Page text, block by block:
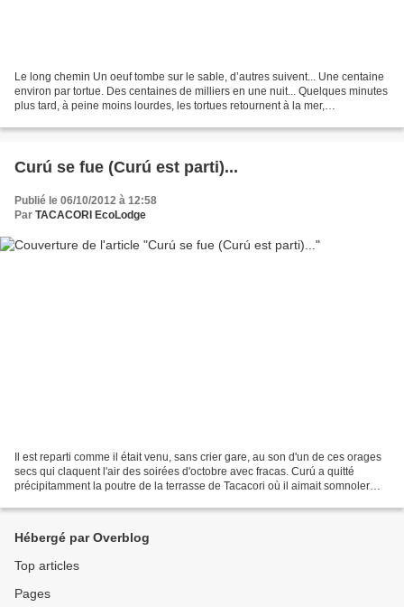
Le long chemin Un oeuf tombe sur le sable, d’autres suivent... Une centaine
environ par tortue. Des centaines de milliers en une nuit... Quelques minutes
plus tard, à peine moins lourdes, les tortues retournent à la mer,
Curú se fue (Curú est parti)...
Publié le 06/10/2012 à 12:58
Par TACACORI EcoLodge
Il est reparti comme il était venu, sans crier gare, au son d'un de ces orages
secs qui claquent l'air des soirées d'octobre avec fracas. Curú a quitté
précipitamment la poutre de la terrasse de Tacacori où il aimait somnoler
Hébergé par Overblog
Top articles
Pages